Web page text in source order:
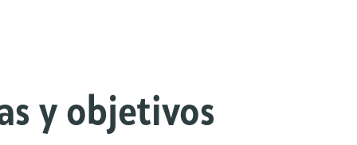
y objetivos